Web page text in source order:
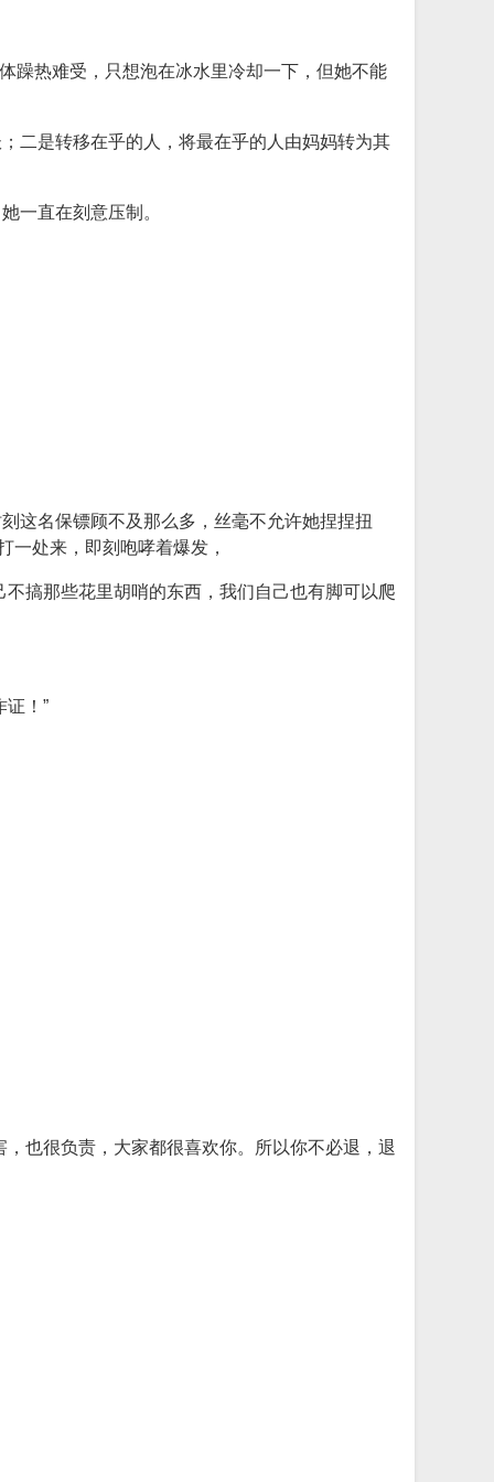
躁热难受，只想泡在冰水里冷却一下，但她不能
二是转移在乎的人，将最在乎的人由妈妈转为其
一直在刻意压制。
这名保镖顾不及那么多，丝毫不允许她捏捏扭
一处来，即刻咆哮着爆发，
搞那些花里胡哨的东西，我们自己也有脚可以爬
证！”
也很负责，大家都很喜欢你。所以你不必退，退